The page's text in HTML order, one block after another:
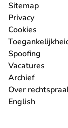
Volg ons op X
Volg ons op
VolgVolg
Sitemap
Privacy
Cookies
Spoofing
Vacatures
- U verlaat
Archief
Over
English